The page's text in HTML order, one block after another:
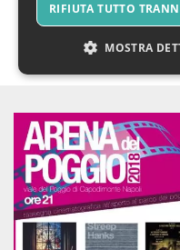
RIFIUTA TUTTO
MOSTRA
Necessari
I cookie strettamente
indispensabili al
servizi qui presenti non
senza.
Nome